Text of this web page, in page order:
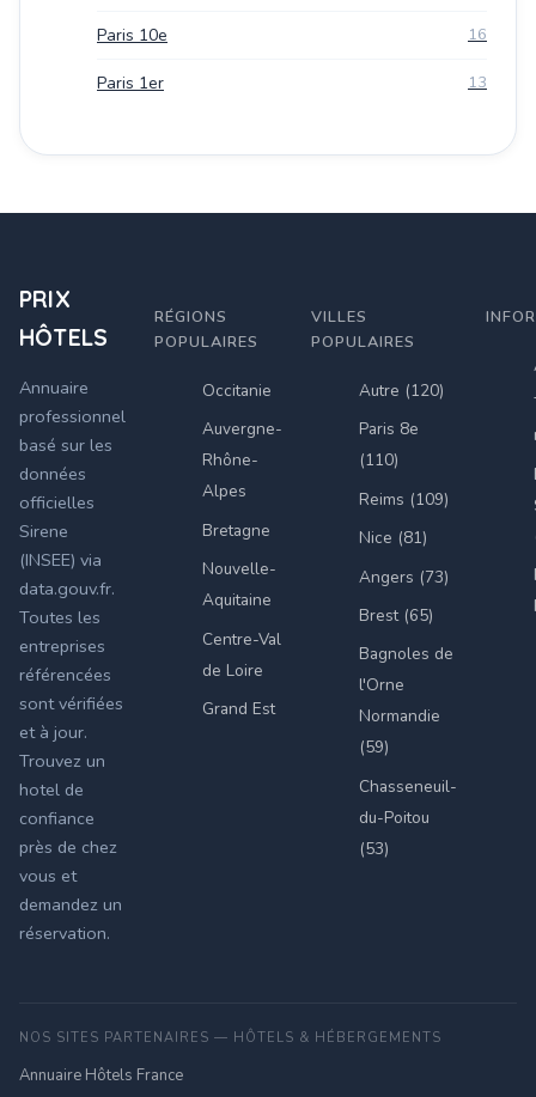
Paris 10e 16
Paris 1er 13
PRIX
HÔTELS
Annuaire
professionnel
basé sur les
données
officielles
Sirene
(INSEE) via
data.gouv.fr.
Toutes les
entreprises
référencées
sont vérifiées
et à jour.
Trouvez un
hotel de
confiance
près de chez
vous et
demandez un
réservation.
RÉGIONS
POPULAIRES
Occitanie
Auvergne-
Rhône-
Alpes
Bretagne
Nouvelle-
Aquitaine
Centre-Val
de Loire
Grand Est
VILLES
POPULAIRES
Autre (120)
Paris 8e
(110)
Reims (109)
Nice (81)
Angers (73)
Brest (65)
Bagnoles de
l'Orne
Normandie
(59)
Chasseneuil-
du-Poitou
(53)
NOS SITES PARTENAIRES — HÔTELS & HÉBERGEMENTS
Annuaire Hôtels France